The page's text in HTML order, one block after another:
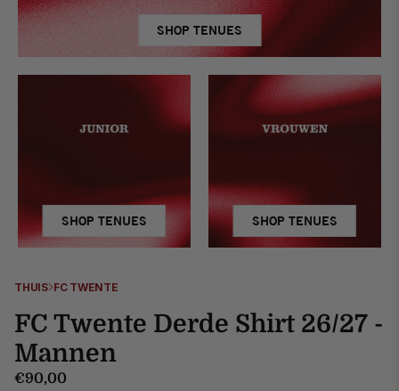
SHOP TENUES
SHOP TENUES SHOP TENUES
THUIS FC TWENTE
FC Twente Derde Shirt 26/27 -
Mannen
€90,00